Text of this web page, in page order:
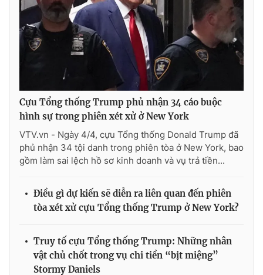
Cựu Tổng thống Trump phủ nhận 34 cáo buộc
hình sự trong phiên xét xử ở New York
VTV.vn - Ngày 4/4, cựu Tổng thống Donald Trump đã
phủ nhận 34 tội danh trong phiên tòa ở New York, bao
gồm làm sai lệch hồ sơ kinh doanh và vụ trả tiền...
Điều gì dự kiến sẽ diễn ra liên quan đến phiên
tòa xét xử cựu Tổng thống Trump ở New York?
Truy tố cựu Tổng thống Trump: Những nhân
vật chủ chốt trong vụ chi tiền “bịt miệng”
Stormy Daniels